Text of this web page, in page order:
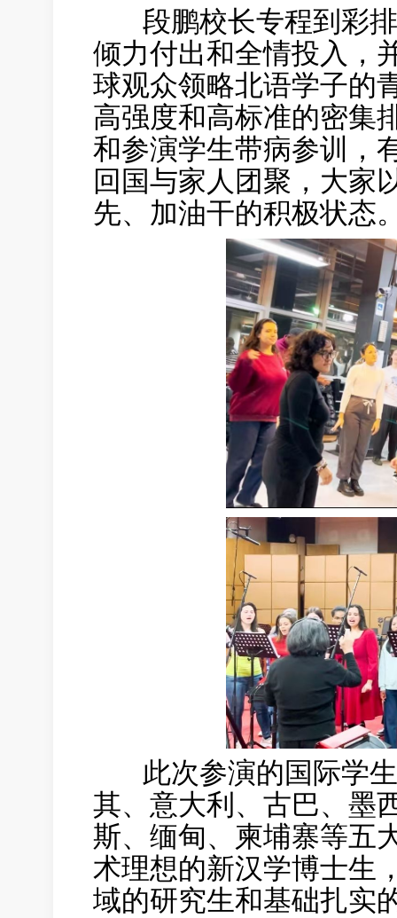
段鹏校长专程到彩排
倾力付出和全情投入，
球观众领略北语学子的
高强度和高标准的密集
和参演学生带病参训，
回国与家人团聚，大家
先、加油干的积极状态
此次参演的国际学生
其、意大利、古巴、墨
斯、缅甸、柬埔寨等五
术理想的新汉学博士生
域的研究生和基础扎实